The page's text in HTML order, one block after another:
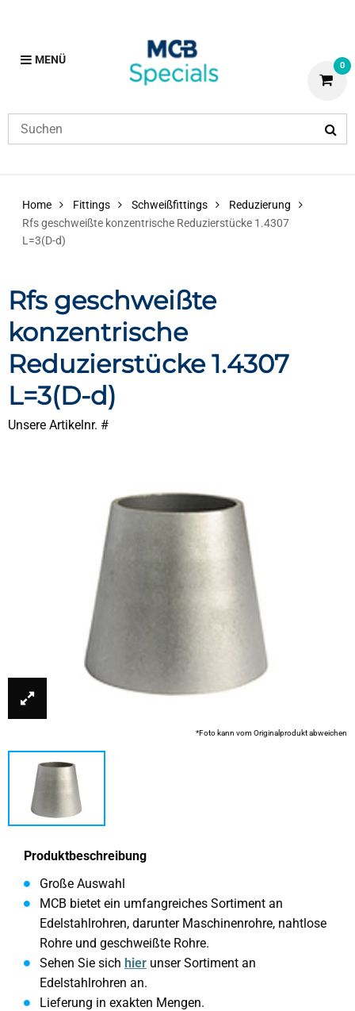
MENÜ 0
Home Fittings Schweißfittings
Reduzierung
Rfs geschweißte konzentrische Reduzierstücke 1.4307
L=3(D-d)
Rfs geschweißte
konzentrische
Reduzierstücke 1.4307
L=3(D-d)
Unsere Artikelnr. #
*Foto kann vom Originalprodukt abweichen
Produktbeschreibung
Große Auswahl
MCB bietet ein umfangreiches Sortiment an
Edelstahlrohren, darunter Maschinenrohre, nahtlose
Rohre und geschweißte Rohre.
Sehen Sie sich hier unser Sortiment an
Edelstahlrohren an.
Lieferung in exakten Mengen.